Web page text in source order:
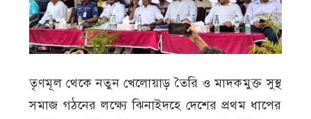
তৃণমূল থেকে নতুন খেলোয়াড় তৈরি ও মাদকমুক্ত সুস্থ
সমাজ গঠনের লক্ষ্যে ঝিনাইদহে দেশের প্রথম ধাপের